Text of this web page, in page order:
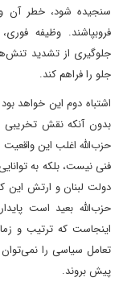
سنجیده شود، خطر آن
فروبپاشند. وظیفه
جلوگیری از تشدید
جلو را فراهم کند.
اشتباه دوم این خواهد
بدون آنکه نقش تخریبی
حزب‌الله اغلب این
فنی نیست، بلکه به
دولت لبنان و ارتش این
حزب‌الله بعید است
اینجاست که ترتیب و
تعامل سیاسی را
پیش بروند. ‌